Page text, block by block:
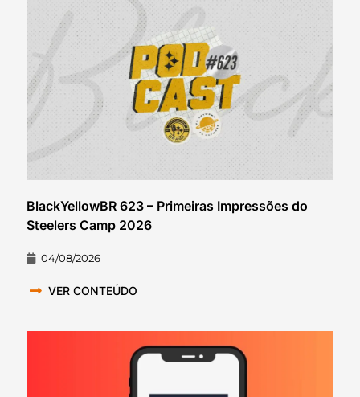
BlackYellowBR 623 – Primeiras Impressões do
Steelers Camp 2026
04/08/2026
VER CONTEÚDO